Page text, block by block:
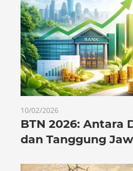
10/02/2026
BTN 2026: Antara
dan Tanggung